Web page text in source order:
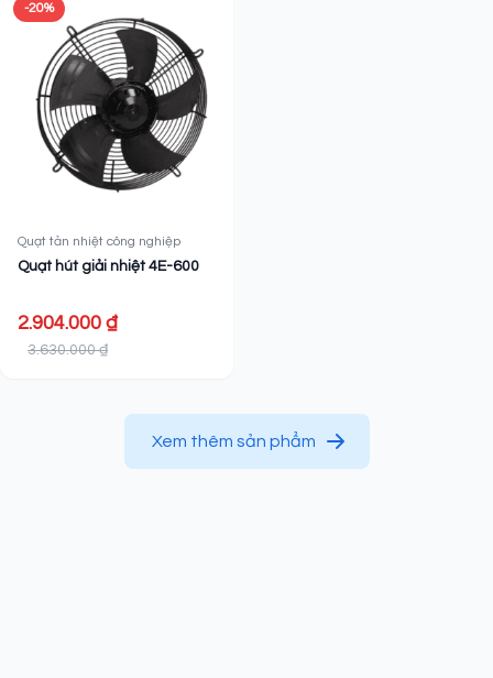
-20%
Quạt tản nhiệt công nghiệp
Quạt hút giải nhiệt 4E-600
2.904.000 ₫
3.630.000 ₫
Xem thêm sản phẩm